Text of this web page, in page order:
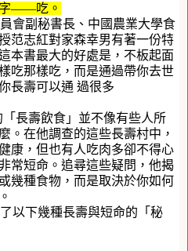
——吃。
會副秘書長、中國農業大學食
范志紅對家森幸男有著一份特
本書最大的好處是，不板起面
吃那樣吃，而是通過帶你去世
長壽可以通 過很多
長壽飲食」並不像有些人所
。在他調查的這些長壽村中，
康，但也有人吃肉多卻不得心
常短命。追尋這些疑問，他揭
幾種食物，而是取決於你如何
以下幾種長壽與短命的「秘